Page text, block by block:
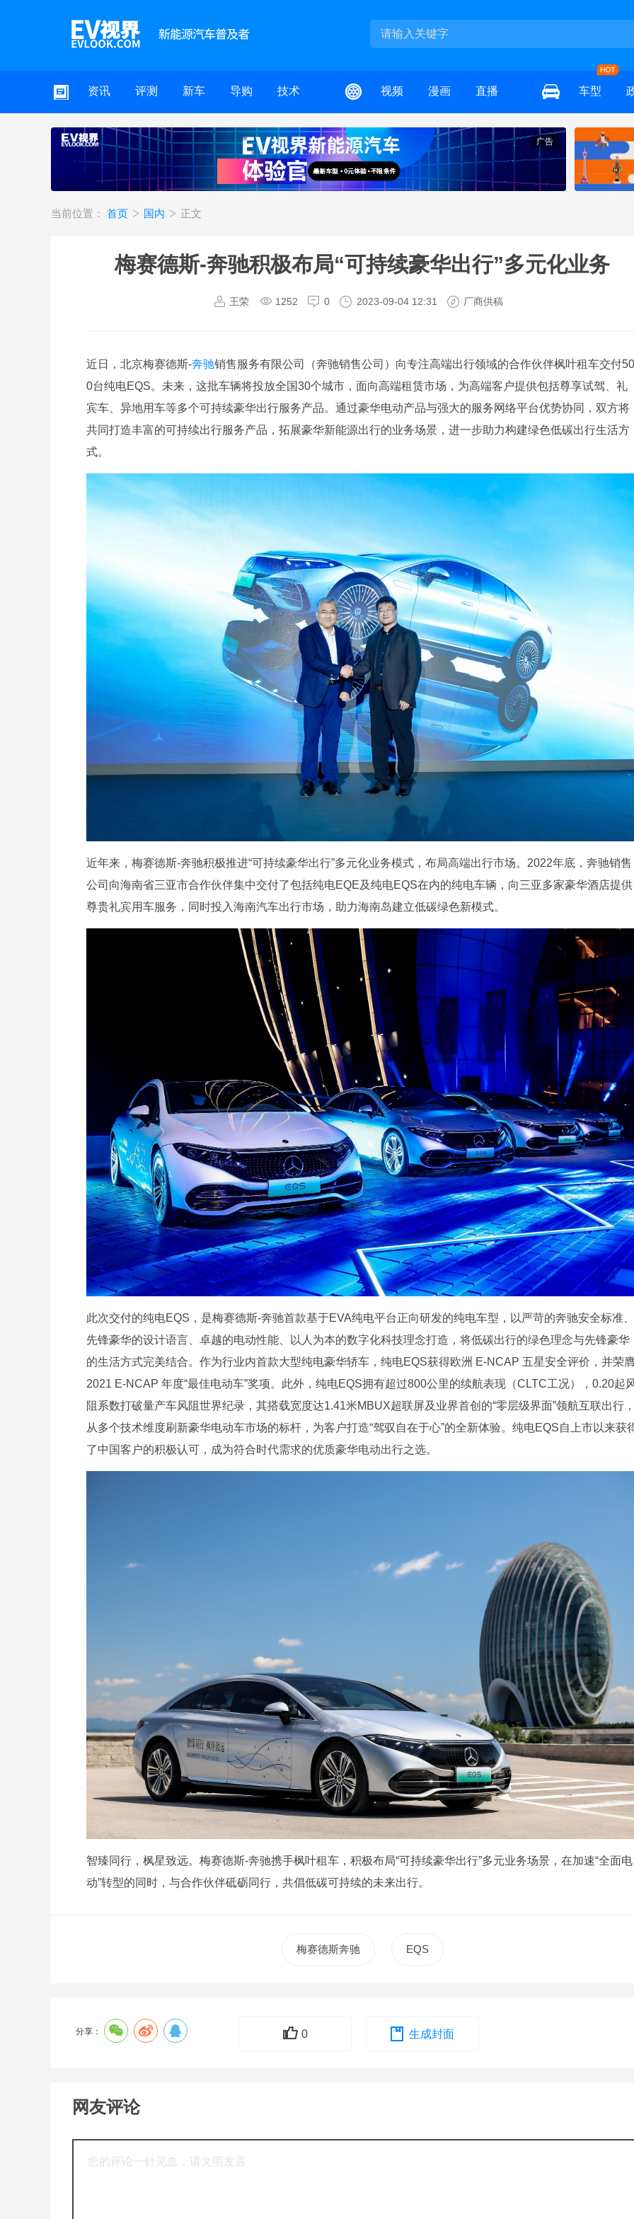
资讯 评测 新车 导购 技术 视频 漫画 直播 车型
广告
当前位置： 首页 国内 正文
梅赛德斯-奔驰积极布局“可持续豪华出行”多元化业务
王荣 1252 0 2023-09-04 12:31 厂商供稿
近日，北京梅赛德斯-奔驰销售服务有限公司（奔驰销售公司）向专注高端出行领域的合作伙伴枫叶租车交付50
0台纯电EQS。未来，这批车辆将投放全国30个城市，面向高端租赁市场，为高端客户提供包括尊享试驾、礼
宾车、异地用车等多个可持续豪华出行服务产品。通过豪华电动产品与强大的服务网络平台优势协同，双方将
共同打造丰富的可持续出行服务产品，拓展豪华新能源出行的业务场景，进一步助力构建绿色低碳出行生活方
式。
近年来，梅赛德斯-奔驰积极推进“可持续豪华出行”多元化业务模式，布局高端出行市场。2022年底，奔驰销售
公司向海南省三亚市合作伙伴集中交付了包括纯电EQE及纯电EQS在内的纯电车辆，向三亚多家豪华酒店提供
尊贵礼宾用车服务，同时投入海南汽车出行市场，助力海南岛建立低碳绿色新模式。
此次交付的纯电EQS，是梅赛德斯-奔驰首款基于EVA纯电平台正向研发的纯电车型，以严苛的奔驰安全标准、
先锋豪华的设计语言、卓越的电动性能、以人为本的数字化科技理念打造，将低碳出行的绿色理念与先锋豪华
的生活方式完美结合。作为行业内首款大型纯电豪华轿车，纯电EQS获得欧洲 E-NCAP 五星安全评价，并荣
2021 E-NCAP 年度“最佳电动车”奖项。此外，纯电EQS拥有超过800公里的续航表现（CLTC工况），0.20起
阻系数打破量产车风阻世界纪录，其搭载宽度达1.41米MBUX超联屏及业界首创的“零层级界面”领航互联出行，
从多个技术维度刷新豪华电动车市场的标杆，为客户打造“驾驭自在于心”的全新体验。纯电EQS自上市以来获
了中国客户的积极认可，成为符合时代需求的优质豪华电动出行之选。
智臻同行，枫星致远。梅赛德斯-奔驰携手枫叶租车，积极布局“可持续豪华出行”多元业务场景，在加速“全面电
动”转型的同时，与合作伙伴砥砺同行，共倡低碳可持续的未来出行。
梅赛德斯奔驰 EQS
分享： 0 生成封面
网友评论